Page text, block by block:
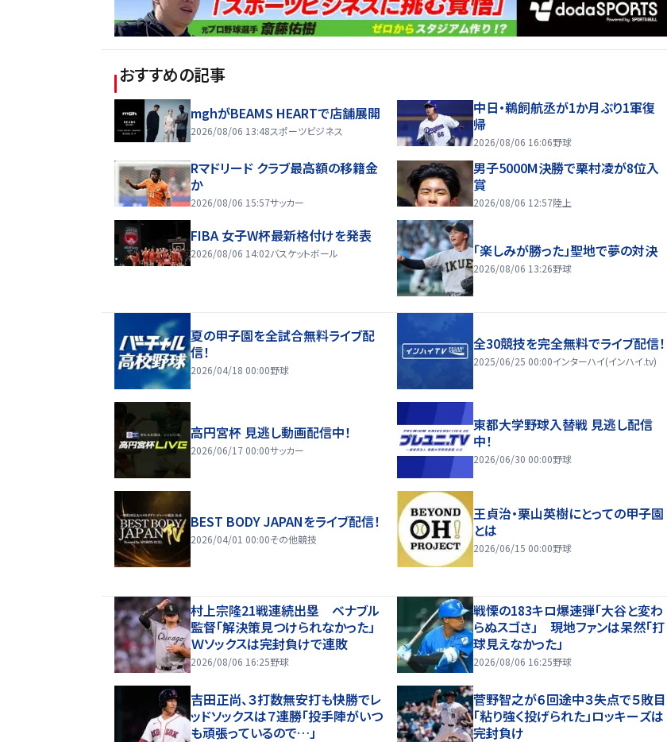
おすすめの記事
mghがBEAMS HEARTで店舗展開
2026/08/06 13:48スポーツビジネス
中日・鵜飼航丞が1か月ぶり1軍復
帰
2026/08/06 16:06野球
Rマドリード クラブ最高額の移籍金
か
2026/08/06 15:57サッカー
男子5000M決勝で栗村凌が8位入
賞
2026/08/06 12:57陸上
FIBA 女子W杯最新格付けを発表
2026/08/06 14:02バスケットボール 「楽しみが勝った」聖地で夢の対決
2026/08/06 13:26野球
夏の甲子園を全試合無料ライブ配
信！
2026/04/18 00:00野球
全30競技を完全無料でライブ配信！
2025/06/25 00:00インターハイ(インハイ.tv)
高円宮杯 見逃し動画配信中！
2026/06/17 00:00サッカー
東都大学野球入替戦 見逃し配信
中！
2026/06/30 00:00野球
BEST BODY JAPANをライブ配信！
2026/04/01 00:00その他競技
王貞治・栗山英樹にとっての甲子園
とは
2026/06/15 00:00野球
村上宗隆21戦連続出塁 ベナブル
監督「解決策見つけられなかった」
Ｗソックスは完封負けで連敗
2026/08/06 16:25野球
戦慄の183キロ爆速弾「大谷と変わ
らぬスゴさ」 現地ファンは呆然「打
球見えなかった」
2026/08/06 16:25野球
吉田正尚、３打数無安打も快勝でレ
ッドソックスは７連勝「投手陣がいつ
も頑張っているので…」
菅野智之が６回途中３失点で５敗目
「粘り強く投げられた」ロッキーズは
完封負け